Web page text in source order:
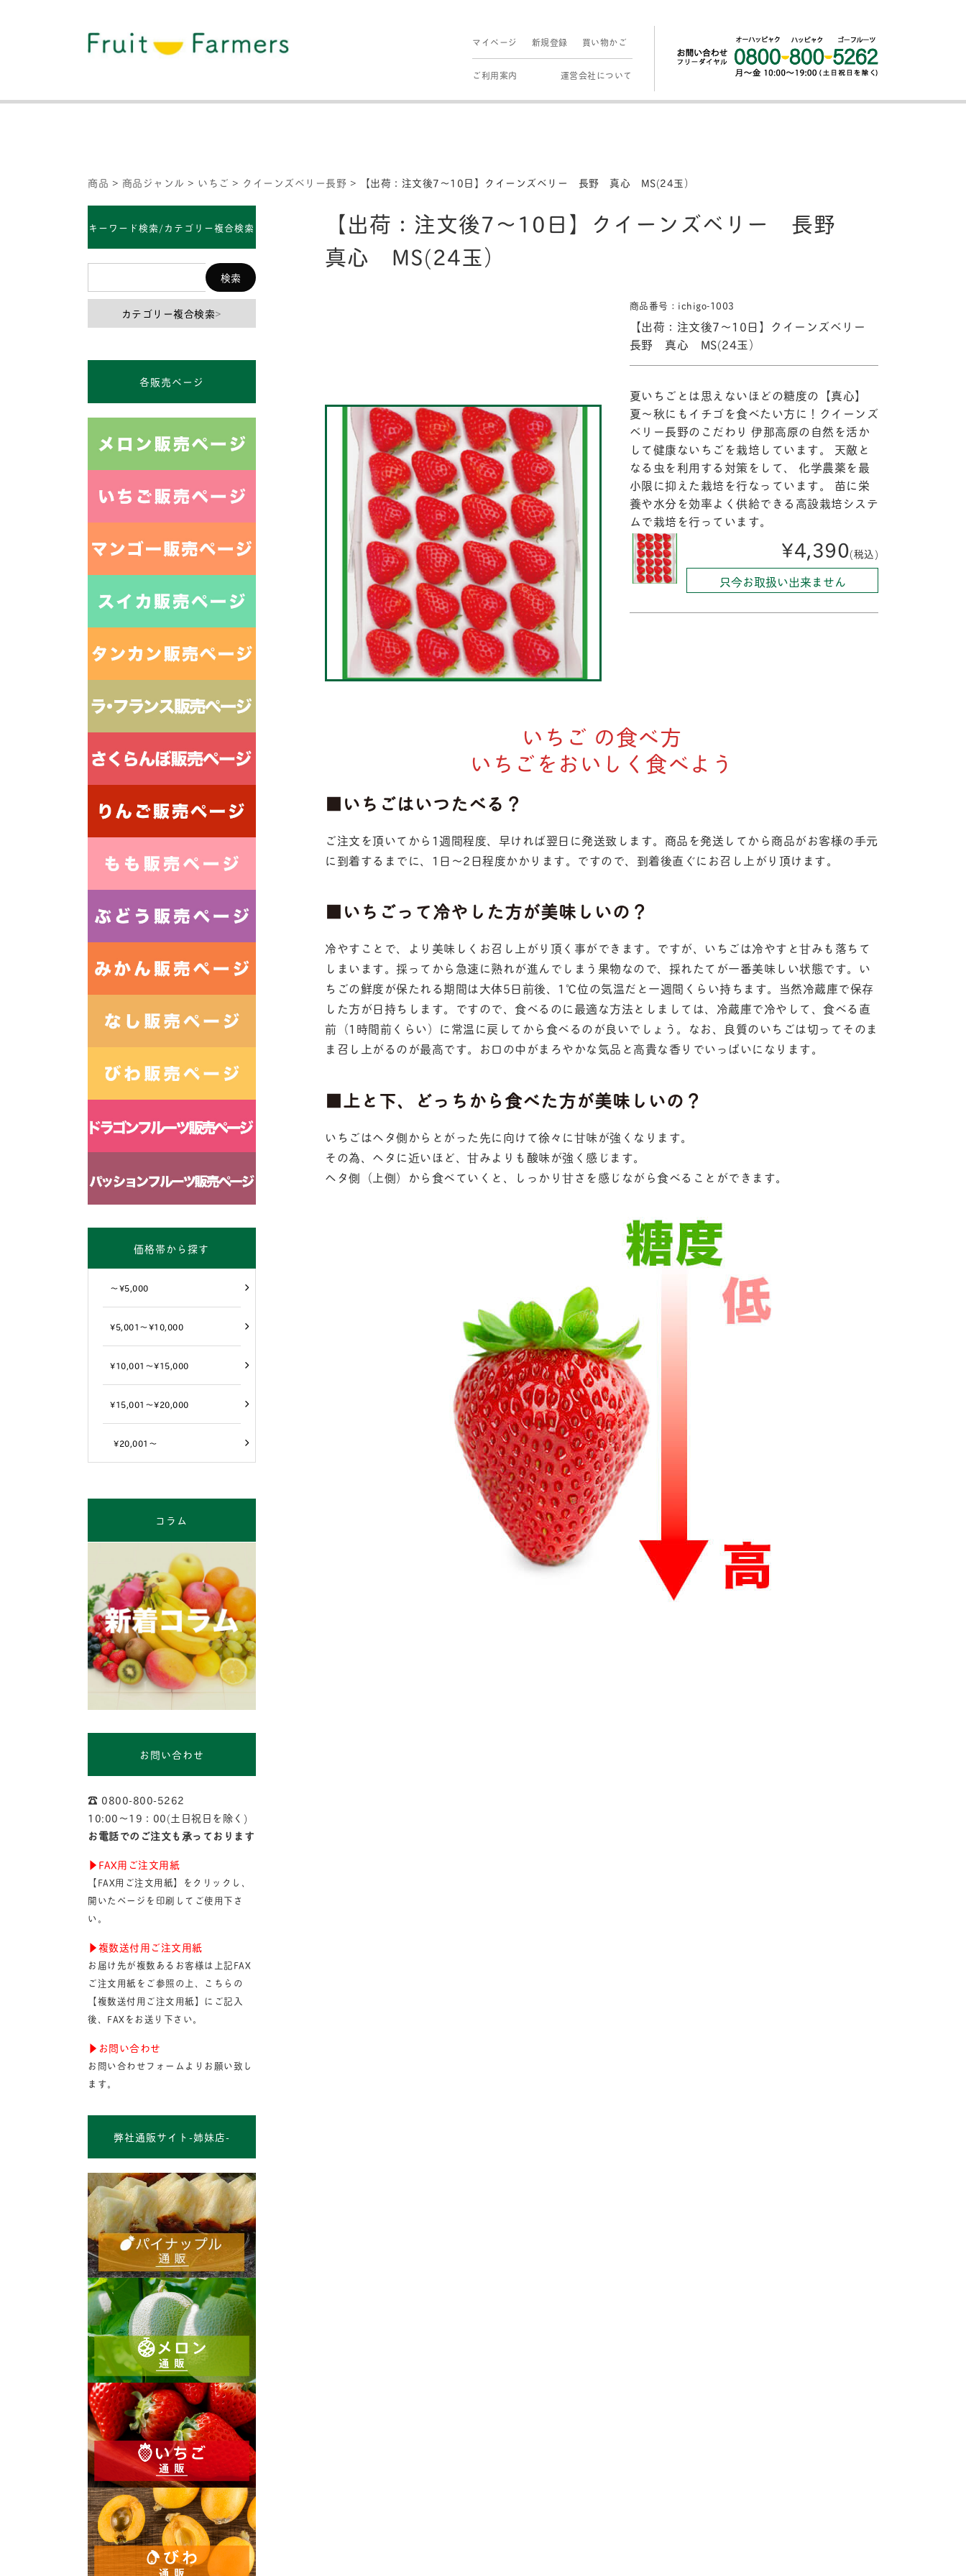
マイページ 新規登録 買い物かご
ご利用案内 運営会社について
商品 > 商品ジャンル > いちご > クイーンズベリー長野 > 【出荷：注文後7〜10日】クイーンズベリー 長野 真心 MS(24玉）
【出荷：注文後7〜10日】クイーンズベリー 長野
真心 MS(24玉）
商品番号：ichigo-1003
【出荷：注文後7〜10日】クイーンズベリー
長野 真心 MS(24玉）
夏いちごとは思えないほどの糖度の【真心】
夏〜秋にもイチゴを食べたい方に！クイーンズ
ベリー長野のこだわり 伊那高原の自然を活か
して健康ないちごを栽培しています。 天敵と
なる虫を利用する対策をして、 化学農薬を最
小限に抑えた栽培を行なっています。 苗に栄
養や水分を効率よく供給できる高設栽培システ
ムで栽培を行っています。
¥4,390(税込)
只今お取扱い出来ません
いちご の食べ方
いちごをおいしく食べよう
■いちごはいつたべる？
ご注文を頂いてから1週間程度、早ければ翌日に発送致します。商品を発送してから商品がお客様の手元
に到着するまでに、1日～2日程度かかります。ですので、到着後直ぐにお召し上がり頂けます。
■いちごって冷やした方が美味しいの？
冷やすことで、より美味しくお召し上がり頂く事ができます。ですが、いちごは冷やすと甘みも落ちて
しまいます。採ってから急速に熟れが進んでしまう果物なので、採れたてが一番美味しい状態です。い
ちごの鮮度が保たれる期間は大体5日前後、1℃位の気温だと一週間くらい持ちます。当然冷蔵庫で保存
した方が日持ちします。ですので、食べるのに最適な方法としましては、冷蔵庫で冷やして、食べる直
前（1時間前くらい）に常温に戻してから食べるのが良いでしょう。なお、良質のいちごは切ってそのま
ま召し上がるのが最高です。お口の中がまろやかな気品と高貴な香りでいっぱいになります。
■上と下、どっちから食べた方が美味しいの？
いちごはヘタ側からとがった先に向けて徐々に甘味が強くなります。
その為、ヘタに近いほど、甘みよりも酸味が強く感じます。
ヘタ側（上側）から食べていくと、しっかり甘さを感じながら食べることができます。
キーワード検索/カテゴリー複合検索
カテゴリー複合検索>
各販売ページ
価格帯から探す
～¥5,000
¥5,001～¥10,000
¥10,001～¥15,000
¥15,001～¥20,000
¥20,001～
コラム
お問い合わせ
☎︎ 0800-800-5262
10:00〜19：00(土日祝日を除く)
お電話でのご注文も承っております
▶︎FAX用ご注文用紙
【FAX用ご注文用紙】をクリックし、
開いたページを印刷してご使用下さ
い。
▶︎複数送付用ご注文用紙
お届け先が複数あるお客様は上記FAX
ご注文用紙をご参照の上、こちらの
【複数送付用ご注文用紙】にご記入
後、FAXをお送り下さい。
▶︎お問い合わせ
お問い合わせフォームよりお願い致し
ます。
弊社通販サイト-姉妹店-